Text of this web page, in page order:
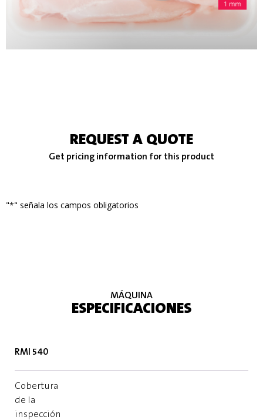
REQUEST A QUOTE
Get pricing information for this product
"*" señala los campos obligatorios
MÁQUINA
ESPECIFICACIONES
RMI 540
Cobertura
de la
inspección